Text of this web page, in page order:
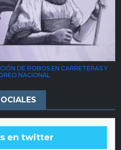
DE ROBOS EN CARRETERAS Y
NACIONAL
en twitter